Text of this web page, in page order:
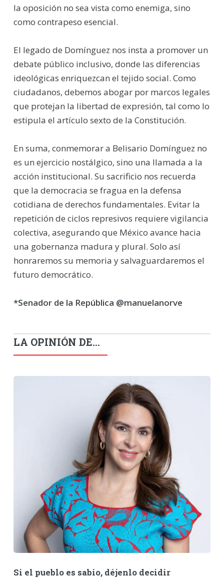
la oposición no sea vista como enemiga, sino
como contrapeso esencial.
El legado de Domínguez nos insta a promover un
debate público inclusivo, donde las diferencias
ideológicas enriquezcan el tejido social. Como
ciudadanos, debemos abogar por marcos legales
que protejan la libertad de expresión, tal como lo
estipula el artículo sexto de la Constitución.
En suma, conmemorar a Belisario Domínguez no
es un ejercicio nostálgico, sino una llamada a la
acción institucional. Su sacrificio nos recuerda
que la democracia se fragua en la defensa
cotidiana de derechos fundamentales. Evitar la
repetición de ciclos represivos requiere vigilancia
colectiva, asegurando que México avance hacia
una gobernanza madura y plural. Solo así
honraremos su memoria y salvaguardaremos el
futuro democrático.
*Senador de la República @manuelanorve
LA OPINIÓN DE...
Si el pueblo es sabio, déjenlo decidir